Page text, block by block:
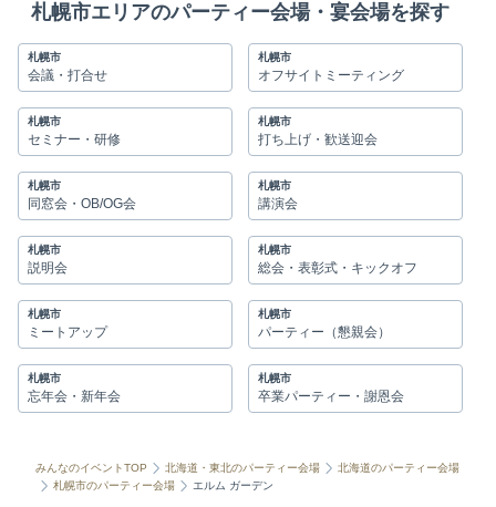
札幌市エリアのパーティー会場・宴会場を探す
札幌市
会議・打合せ
札幌市
オフサイトミーティング
札幌市
セミナー・研修
札幌市
打ち上げ・歓送迎会
札幌市
同窓会・OB/OG会
札幌市
講演会
札幌市
説明会
札幌市
総会・表彰式・キックオフ
札幌市
ミートアップ
札幌市
パーティー（懇親会）
札幌市
忘年会・新年会
札幌市
卒業パーティー・謝恩会
みんなのイベントTOP 北海道・東北のパーティー会場
北海道のパーティー会場
札幌市のパーティー会場
エルム ガーデン